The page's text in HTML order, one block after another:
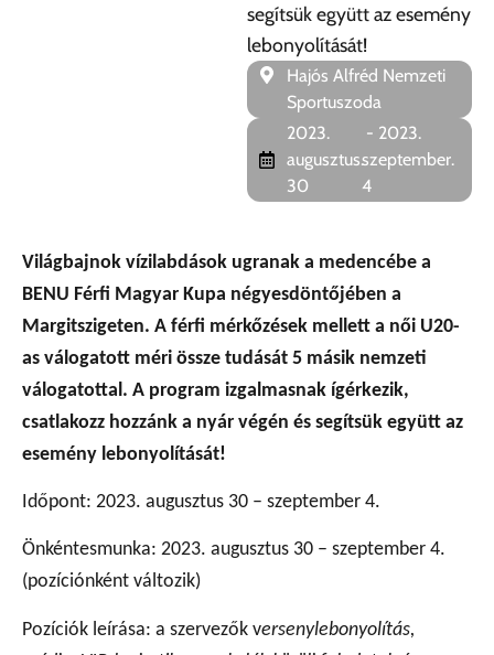
segítsük együtt az esemény
lebonyolítását!
Hajós Alfréd Nemzeti
Sportuszoda
2023.
augusztus.
30
- 2023.
szeptember.
4
Világbajnok vízilabdások ugranak a medencébe a
BENU Férfi Magyar Kupa négyesdöntőjében a
Margitszigeten. A férfi mérkőzések mellett a női U20-
as válogatott méri össze tudását 5 másik nemzeti
válogatottal. A program izgalmasnak ígérkezik,
csatlakozz hozzánk a nyár végén és segítsük együtt az
esemény lebonyolítását!
Időpont: 2023. augusztus 30 – szeptember 4.
Önkéntesmunka: 2023. augusztus 30 – szeptember 4.
(pozíciónként változik)
Pozíciók leírása: a szervezők versenylebonyolítás,